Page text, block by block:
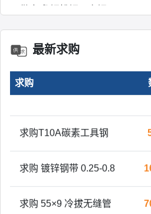
最新求购
求购
求购 金刚网纱窗门型材 铝型材
求购T10A碳素工具钢
求购 镀锌钢带 0.25-0.8
求购 55×9 冷拔无缝管